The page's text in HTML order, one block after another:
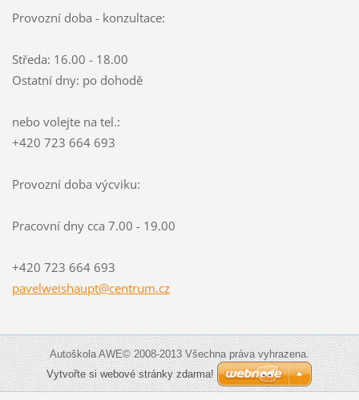
Provozní doba - konzultace:
Středa: 16.00 - 18.00
Ostatní dny: po dohodě
nebo volejte na tel.:
+420 723 664 693
Provozní doba výcviku:
Pracovní dny cca 7.00 - 19.00
+420 723 664 693
pavelweishaupt@centrum.cz
Autoškola AWE© 2008-2013 Všechna práva vyhrazena.
Vytvořte si webové stránky zdarma!